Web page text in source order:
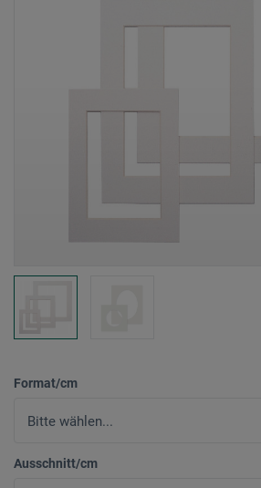
Format/cm
Ausschnitt/cm